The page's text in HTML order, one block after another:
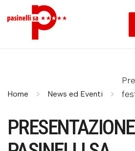
Home News ed Eventi
PRESENTAZIONE